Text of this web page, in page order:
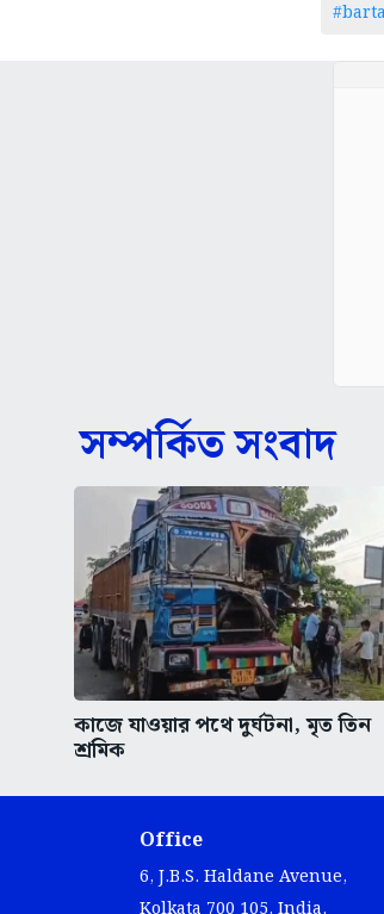
সম্পর্কিত সংবাদ
কাজে যাওয়ার পথে দুর্ঘটনা, মৃত তিন
শ্রমিক
Office
6, J.B.S. Haldane Avenue,